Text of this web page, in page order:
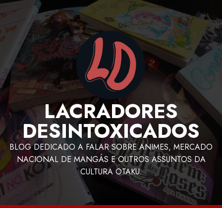
LACRADORES
DESINTOXICADOS
BLOG DEDICADO A FALAR SOBRE ANIMES, MERCADO
NACIONAL DE MANGÁS E OUTROS ASSUNTOS DA
CULTURA OTAKU.